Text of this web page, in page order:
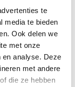
te
media te bieden
Ook delen we
met onze
analyse. Deze
met andere
die ze hebben
SKU